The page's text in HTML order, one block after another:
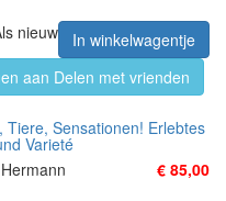
nieuw
In winkelwagentje
aan Delen met vrienden
Tiere, Sensationen! Erlebtes
Varieté
€ 85,00